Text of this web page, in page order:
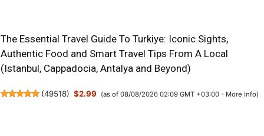
The Essential Travel Guide To Turkiye: Iconic Sights,
Authentic Food and Smart Travel Tips From A Local
(Istanbul, Cappadocia, Antalya and Beyond)
(49518) $2.99 (as of 08/08/2026 02:09 GMT +03:00 - More info)